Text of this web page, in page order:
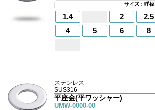
サイズ：呼径
1.4 2 2.5
4
5 6 8
ステンレス
SUS316
平座金(平ワッシャー)
UMW-0000-00